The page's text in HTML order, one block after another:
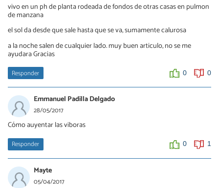
vivo en un ph de planta rodeada de fondos de otras casas en pulmon
de manzana
el sol da desde que sale hasta que se va, sumamente calurosa
a la noche salen de cualquier lado. muy buen articulo, no se me
ayudara Gracias
Responder 0 0
Emmanuel Padilla Delgado
28/05/2017
Cómo auyentar las viboras
Responder 0 1
Mayte
05/04/2017